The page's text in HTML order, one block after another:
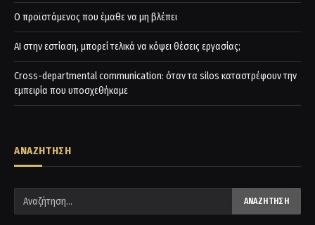
Ο προϊστάμενος που έμαθε να μη βλέπει
AI στην εστίαση, μπορεί τελικά να κόψει θέσεις εργασίας;
Cross-departmental communication: όταν τα silos καταστρέφουν την
εμπειρία που υποσχεθήκαμε
ΑΝΑΖΗΤΗΣΗ